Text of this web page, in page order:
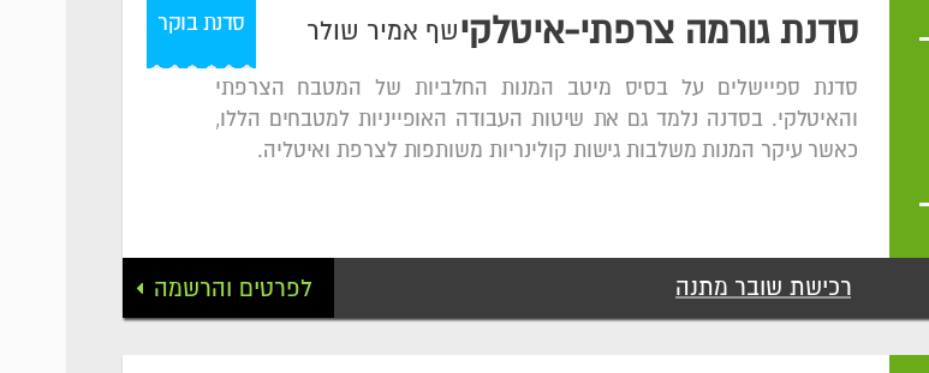
סדנת בוקר סדנת גורמה צרפתי-איטלקישף אמיר שולר
סדנת ספיישלים על בסיס מיטב המנות החלביות של המטבח הצרפתי
והאיטלקי. בסדנה נלמד גם את שיטות העבודה האופייניות למטבחים הללו,
כאשר עיקר המנות משלבות גישות קולינריות משותפות לצרפת ואיטליה.
רכישת שובר מתנה לפרטים והרשמה